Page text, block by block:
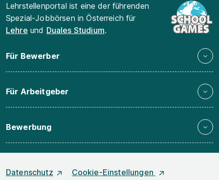
Lehrstellenportal ist eine der führenden
Spezial-Jobbörsen in Österreich für
Lehre und Duales Studium.
Für Bewerber
Für Arbeitgeber
Bewerbung
Datenschutz Cookie-Einstellungen